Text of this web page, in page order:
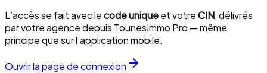
L’accès se fait avec lecode uniqueet votreCIN, délivrés
par votre agence depuis TounesImmo Pro — même
principe que sur l’application mobile.
Ouvrir la page de connexion